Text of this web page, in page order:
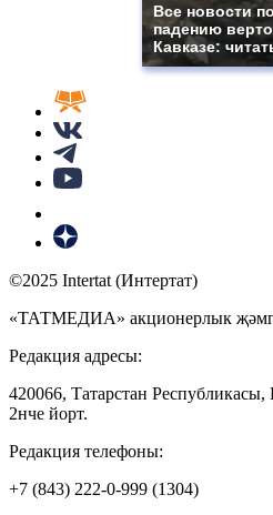
Все новости
падению
Кавказе:
©2025 Intertat (Интертат)
«ТАТМЕДИА» акционерлык
Редакция адресы:
420066, Татарстан Республикасы,
2нче йорт.
Редакция телефоны:
+7 (843) 222-0-999 (1304)